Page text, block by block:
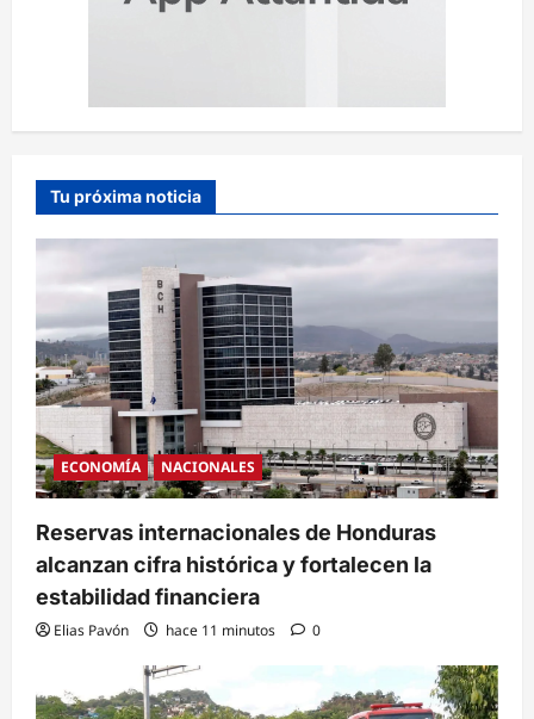
Tu próxima noticia
ECONOMÍA NACIONALES
Reservas internacionales de Honduras
alcanzan cifra histórica y fortalecen la
estabilidad financiera
Elias Pavón hace 11 minutos 0